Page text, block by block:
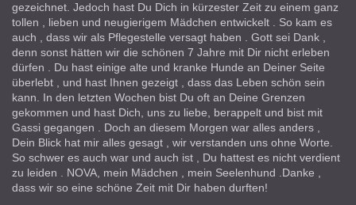
gezeichnet. Jedoch hast Du Dich in kürzester Zeit zu einem ganz
tollen , lieben und neugierigem Mädchen entwickelt . So kam es
auch , dass wir als Pflegestelle versagt haben . Gott sei Dank ,
denn sonst hätten wir die schönen 7 Jahre mit Dir nicht erleben
dürfen . Du hast einige alte und kranke Hunde an Deiner Seite
überlebt , und hast Ihnen gezeigt , dass das Leben schön sein
kann. In den letzten Wochen bist Du oft an Deine Grenzen
gekommen und hast Dich, uns zu liebe, berappelt und bist mit
Gassi gegangen . Doch an diesem Morgen war alles anders ,
Dein Blick hat mir alles gesagt , wir verstanden uns ohne Worte.
So schwer es auch war und auch ist , Du hattest es nicht verdient
zu leiden . NOVA, mein Mädchen , mein Seelenhund .Danke ,
dass wir so eine schöne Zeit mit Dir haben durften!